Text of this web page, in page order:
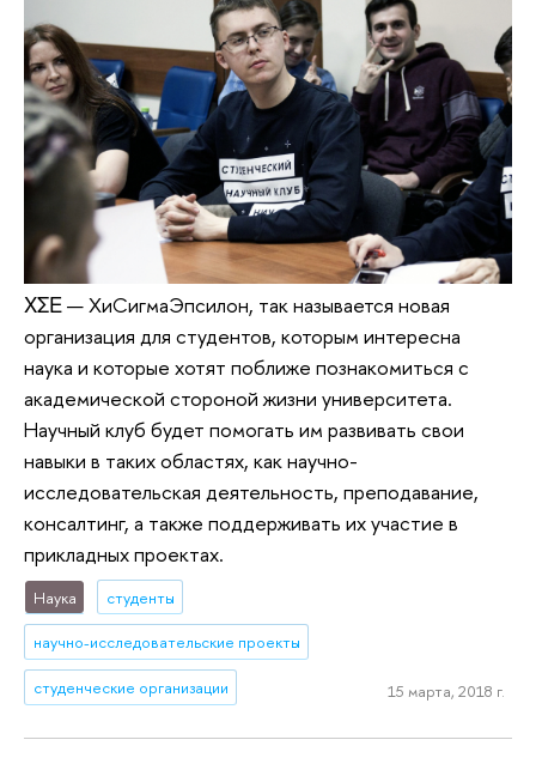
ΧΣΕ — ХиСигмаЭпсилон, так называется новая
организация для студентов, которым интересна
наука и которые хотят поближе познакомиться с
академической стороной жизни университета.
Научный клуб будет помогать им развивать свои
навыки в таких областях, как научно-
исследовательская деятельность, преподавание,
консалтинг, а также поддерживать их участие в
прикладных проектах.
Наука студенты
научно-исследовательские проекты
студенческие организации 15 марта, 2018 г.